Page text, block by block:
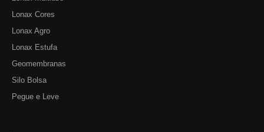
Lonax Cores
Lonax Agro
Lonax Estufa
Geomembranas
Silo Bolsa
Pegue e Leve